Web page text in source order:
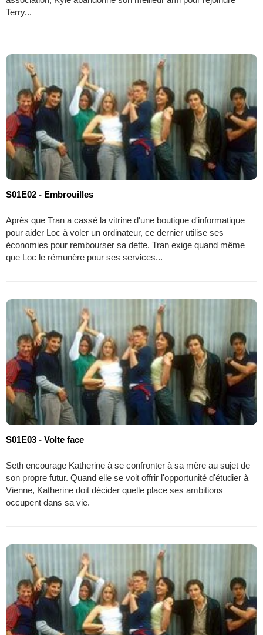
Terry...
S01E02 - Embrouilles
Après que Tran a cassé la vitrine d'une boutique d'informatique
pour aider Loc à voler un ordinateur, ce dernier utilise ses
économies pour rembourser sa dette. Tran exige quand même
que Loc le rémunère pour ses services...
S01E03 - Volte face
Seth encourage Katherine à se confronter à sa mère au sujet de
son propre futur. Quand elle se voit offrir l'opportunité d'étudier à
Vienne, Katherine doit décider quelle place ses ambitions
occupent dans sa vie.